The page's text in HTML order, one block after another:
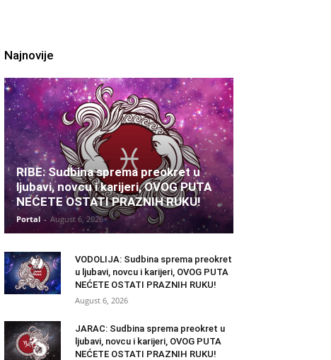
Najnovije
RIBE: Sudbina sprema preokret u
ljubavi, novcu i karijeri, OVOG PUTA
NEĆETE OSTATI PRAZNIH RUKU!
Portal - August 6, 2026
VODOLIJA: Sudbina sprema preokret
u ljubavi, novcu i karijeri, OVOG PUTA
NEĆETE OSTATI PRAZNIH RUKU!
August 6, 2026
JARAC: Sudbina sprema preokret u
ljubavi, novcu i karijeri, OVOG PUTA
NEĆETE OSTATI PRAZNIH RUKU!